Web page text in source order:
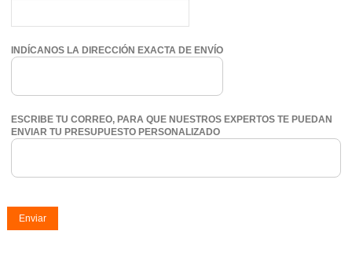
INDÍCANOS LA DIRECCIÓN EXACTA DE ENVÍO
ESCRIBE TU CORREO, PARA QUE NUESTROS EXPERTOS TE PUEDAN
ENVIAR TU PRESUPUESTO PERSONALIZADO
Enviar